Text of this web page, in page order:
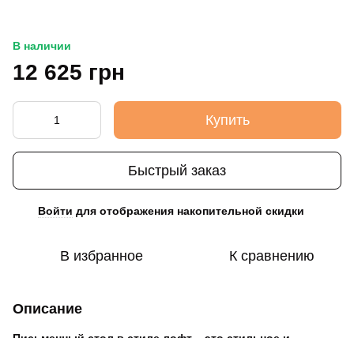
В наличии
12 625 грн
Купить
Быстрый заказ
Войти для отображения накопительной скидки
В избранное К сравнению
Описание